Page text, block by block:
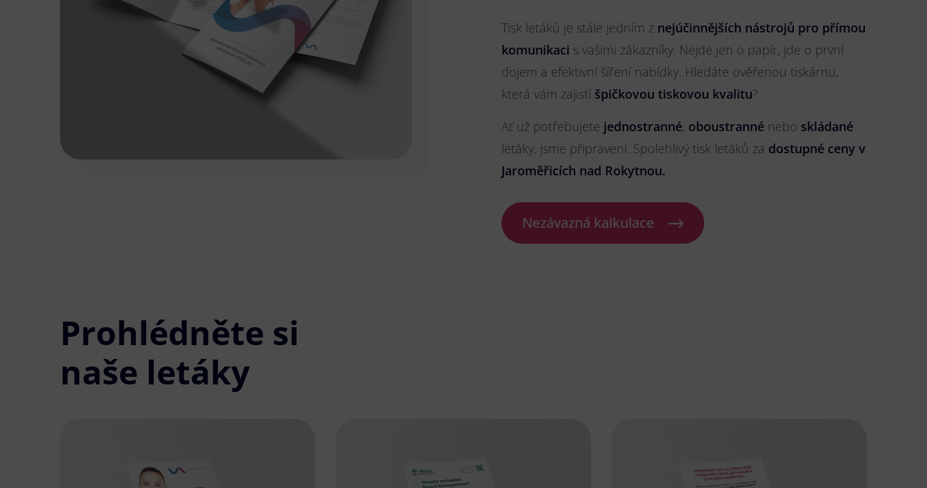
Tisk letáků je stále jedním z nejúčinnějších nástrojů pro přímou
komunikaci s vašimi zákazníky. Nejde jen o papír, jde o první
dojem a efektivní šíření nabídky. Hledáte ověřenou tiskárnu,
která vám zajistí špičkovou tiskovou kvalitu?
Ať už potřebujete jednostranné, oboustranné nebo skládané
letáky, jsme připraveni. Spolehlivý tisk letáků za dostupné ceny v
Jaroměřicích nad Rokytnou.
Nezávazná kalkulace
Prohlédněte si
naše letáky